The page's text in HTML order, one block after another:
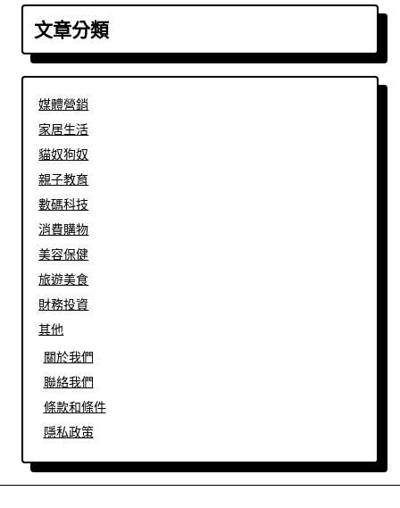
文章分類
媒體營銷
家居生活
貓奴狗奴
親子教育
數碼科技
消費購物
美容保健
旅遊美食
財務投資
其他
關於我們
聯絡我們
條款和條件
隱私政策